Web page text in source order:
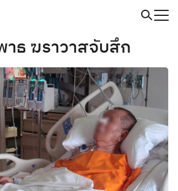
าธ ฆราวาสจับสึก